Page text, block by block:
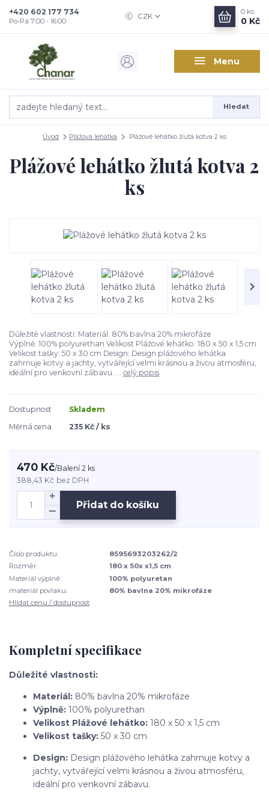
Menu
CZK
Hledat
+420 602 177 734
Po-Pá 7:00 - 16:00
0 ks
0 Kč
Úvod Plážová lehátka Plážové lehátko žlutá kotva 2 ks
Plážové lehátko žlutá kotva 2
ks
Důležité vlastnosti: Materiál: 80% bavlna 20% mikrofáze
Výplně: 100% polyurethan Velikost Plážové lehátko: 180 x 50 x 1,5 cm
Velikost tašky: 50 x 30 cm Design: Design plážového lehátka
zahrnuje kotvy a jachty, vytvářející velmi krásnou a živou atmosféru,
ideální pro venkovní zábavu. ... celý popis
Dostupnost
Skladem
Měrná cena
235 Kč / ks
470 Kč/Balení 2 ks
388,43 Kč bez DPH
Přidat do košíku
Číslo produktu:
8595693203262/2
Rozměr:
180 x 50x x1,5 cm
Materiál výplně:
100% polyuretan
materiál povlaku:
80% bavlna 20% mikrofáze
Hlídat cenu / dostupnost
Kompletní specifikace
Důležité vlastnosti:
Materiál: 80% bavlna 20% mikrofáze
Výplně: 100% polyurethan
Velikost Plážové lehátko: 180 x 50 x 1,5 cm
Velikost tašky: 50 x 30 cm
Design: Design plážového lehátka zahrnuje kotvy a
jachty, vytvářející velmi krásnou a živou atmosféru,
ideální pro venkovní zábavu.